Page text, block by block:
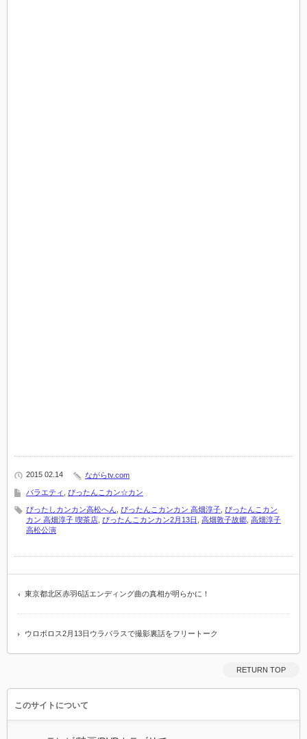
2015 02.14 ながらtv.com
バラエティ ぴったんこカン☆カン
ぴったしカンカン高松へん ぴったんこカンカン 高畑淳子 ぴったんこカン
カン 高畑淳子 喫茶店 ぴったんこカンカン2月13日 高畑敦子故郷 高畑淳子
高松公演
東京都北区赤羽6話エンディング曲の真相が明らかに！
ウロボロス2月13日ウラバラスで撮影裏話をフリートーク
RETURN TOP
このサイトについて